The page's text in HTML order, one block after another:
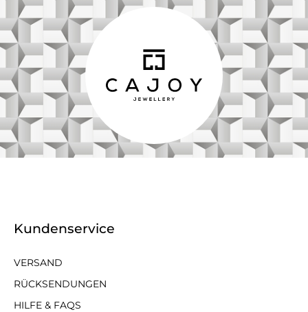
Kundenservice
VERSAND
RÜCKSENDUNGEN
HILFE & FAQS